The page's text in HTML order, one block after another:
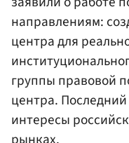
направлениям:
центра для
группы правовой
центра.
интересы